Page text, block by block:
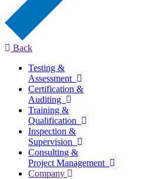
Back
Testing &
Assessment
Certification &
Auditing
Training &
Qualification
Inspection &
Supervision
Consulting &
Project Management
Company